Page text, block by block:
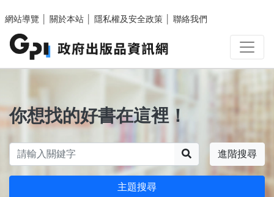
網站導覽
關於本站 隱私權及安全政策 聯絡我們
你想找的好書在這裡！
進階搜尋
主題搜尋